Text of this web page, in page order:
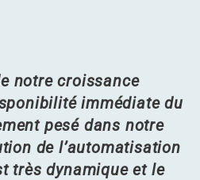
notre croissance
immédiate du
pesé dans notre
de l’automatisation
très dynamique et le